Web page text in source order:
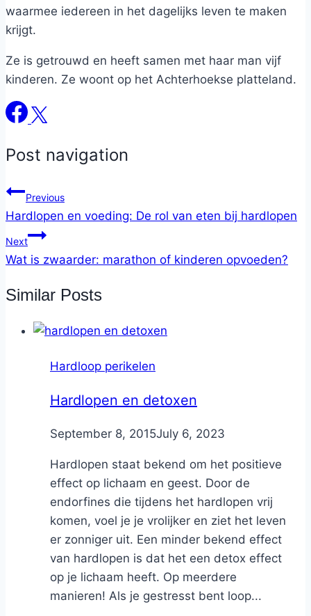
waarmee iedereen in het dagelijks leven te maken
krijgt.
Ze is getrouwd en heeft samen met haar man vijf
kinderen. Ze woont op het Achterhoekse platteland.
Post navigation
Previous
Hardlopen en voeding: De rol van eten bij hardlopen
Next
Wat is zwaarder: marathon of kinderen opvoeden?
Similar Posts
Hardloop perikelen
Hardlopen en detoxen
ByNicole
September 8, 2015July 6, 2023
Hardlopen staat bekend om het positieve
effect op lichaam en geest. Door de
endorfines die tijdens het hardlopen vrij
komen, voel je je vrolijker en ziet het leven
er zonniger uit. Een minder bekend effect
van hardlopen is dat het een detox effect
op je lichaam heeft. Op meerdere
manieren! Als je gestresst bent loop...